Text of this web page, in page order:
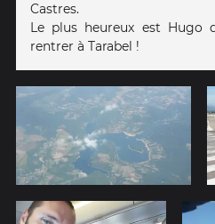
Castres.
Le plus heureux est Hugo
rentrer à Tarabel !